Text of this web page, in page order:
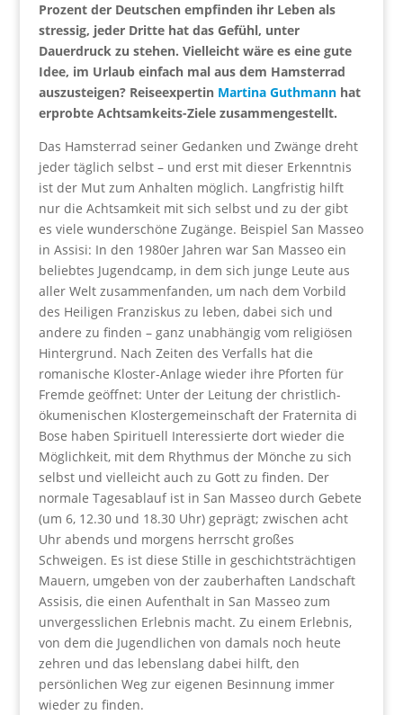
Prozent der Deutschen empfinden ihr Leben als
stressig, jeder Dritte hat das Gefühl, unter
Dauerdruck zu stehen. Vielleicht wäre es eine gute
Idee, im Urlaub einfach mal aus dem Hamsterrad
auszusteigen? Reiseexpertin Martina Guthmannhat
erprobte Achtsamkeits-Ziele zusammengestellt.
Das Hamsterrad seiner Gedanken und Zwänge dreht
jeder täglich selbst – und erst mit dieser Erkenntnis
ist der Mut zum Anhalten möglich. Langfristig hilft
nur die Achtsamkeit mit sich selbst und zu der gibt
es viele wunderschöne Zugänge. Beispiel San Masseo
in Assisi: In den 1980er Jahren war San Masseo ein
beliebtes Jugendcamp, in dem sich junge Leute aus
aller Welt zusammenfanden, um nach dem Vorbild
des Heiligen Franziskus zu leben, dabei sich und
andere zu finden – ganz unabhängig vom religiösen
Hintergrund. Nach Zeiten des Verfalls hat die
romanische Kloster-Anlage wieder ihre Pforten für
Fremde geöffnet: Unter der Leitung der christlich-
ökumenischen Klostergemeinschaft der Fraternita di
Bose haben Spirituell Interessierte dort wieder die
Möglichkeit, mit dem Rhythmus der Mönche zu sich
selbst und vielleicht auch zu Gott zu finden. Der
normale Tagesablauf ist in San Masseo durch Gebete
(um 6, 12.30 und 18.30 Uhr) geprägt; zwischen acht
Uhr abends und morgens herrscht großes
Schweigen. Es ist diese Stille in geschichtsträchtigen
Mauern, umgeben von der zauberhaften Landschaft
Assisis, die einen Aufenthalt in San Masseo zum
unvergesslichen Erlebnis macht. Zu einem Erlebnis,
von dem die Jugendlichen von damals noch heute
zehren und das lebenslang dabei hilft, den
persönlichen Weg zur eigenen Besinnung immer
wieder zu finden.